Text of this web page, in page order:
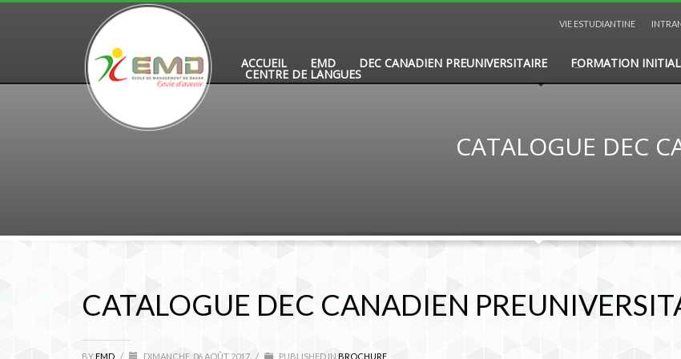
VIE ESTUDIANTINE
ACCUEIL EMD DEC CANADIEN PREUNIVERSITAIRE FORMATION
CENTRE DE LANGUES
CATALOGUE DEC
CATALOGUE DEC CANADIEN
BYEMD / DIMANCHE, 06 AOÛT 2017 / PUBLISHED IN BROCHURE